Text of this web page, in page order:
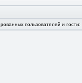
пользователей и гости: